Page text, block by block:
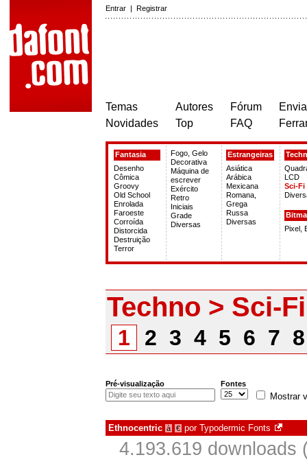
Entrar | Registrar
Temas
Novidades
Autores
Top
Fórum
FAQ
Fantasia
Desenho
Cômica
Groovy
Old School
Enrolada
Faroeste
Corroída
Distorcida
Destruição
Terror
Fogo, Gelo
Decorativa
Máquina de
escrever
Exército
Retro
Iniciais
Grade
Diversas
Estrangeiras
Asiática
Arábica
Mexicana
Romana,
Grega
Russa
Diversas
LCD
Sci-Fi
Pixel,
Techno > Sci-Fi
1 2 3 4 5 6 7
Pré-visualização Fontes
Mostrar
Ethnocentric à € por Typodermic Fonts
4.193.619 downloads